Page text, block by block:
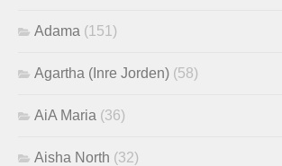
Adama (151)
Agartha (Inre Jorden) (58)
AiA Maria (36)
Aisha North (32)